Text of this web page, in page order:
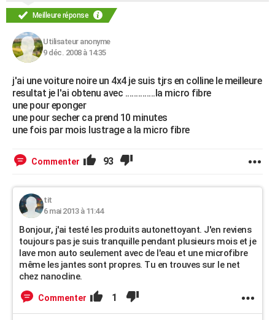
Meilleure réponse
Utilisateur anonyme
9 déc. 2008 à 14:35
j'ai une voiture noire un 4x4 je suis tjrs en colline le meilleure
resultat je l'ai obtenu avec ..............la micro fibre
une pour eponger
une pour secher ca prend 10 minutes
une fois par mois lustrage a la micro fibre
Commenter 93
tit
6 mai 2013 à 11:44
Bonjour, j'ai testé les produits autonettoyant. J'en reviens
toujours pas je suis tranquille pendant plusieurs mois et je
lave mon auto seulement avec de l'eau et une microfibre
même les jantes sont propres. Tu en trouves sur le net
chez nanocline.
Commenter 1